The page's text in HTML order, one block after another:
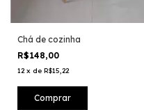
Chá de cozinha
R$148,00
12 x de R$15,22